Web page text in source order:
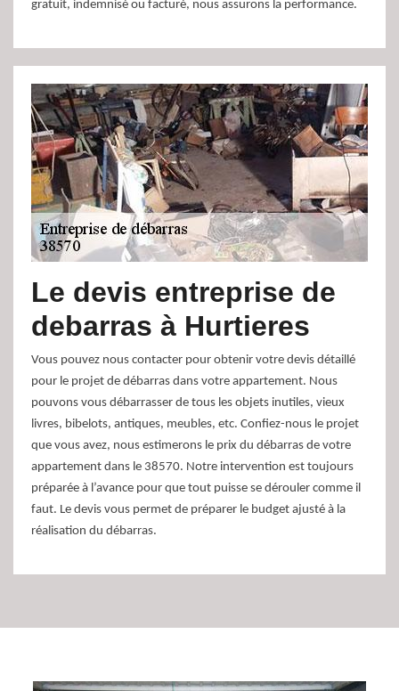
gratuit, indemnisé ou facturé, nous assurons la performance.
Le devis entreprise de
debarras à Hurtieres
Vous pouvez nous contacter pour obtenir votre devis détaillé
pour le projet de débarras dans votre appartement. Nous
pouvons vous débarrasser de tous les objets inutiles, vieux
livres, bibelots, antiques, meubles, etc. Confiez-nous le projet
que vous avez, nous estimerons le prix du débarras de votre
appartement dans le 38570. Notre intervention est toujours
préparée à l’avance pour que tout puisse se dérouler comme il
faut. Le devis vous permet de préparer le budget ajusté à la
réalisation du débarras.